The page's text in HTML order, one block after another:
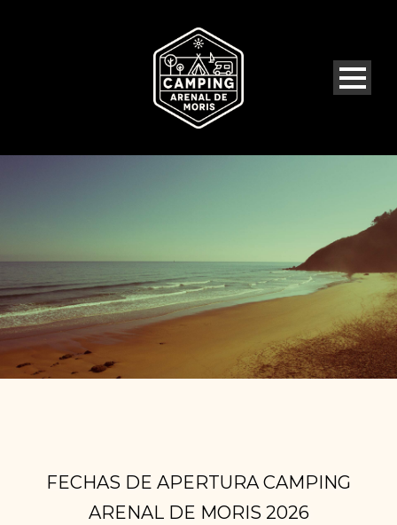
FECHAS DE APERTURA CAMPING
ARENAL DE MORIS 2026